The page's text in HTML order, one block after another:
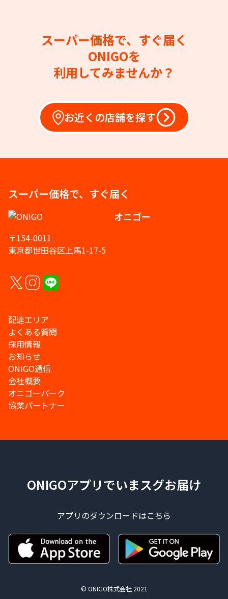
スーパー価格で、すぐ届く
ONIGOを
利用してみませんか？
お近くの店舗を探す
スーパー価格で、すぐ届く
オニゴー
〒154-0011
東京都世田谷区上馬1-17-5
配達エリア
よくある質問
採用情報
お知らせ
ONIGO通信
会社概要
オニゴーパーク
協業パートナー
ONIGOアプリでいまスグお届け
アプリのダウンロードはこちら
© ONIGO株式会社 2021